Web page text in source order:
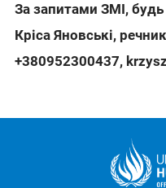
За запитами ЗМІ,
Кріса Яновські,
+380952300437,